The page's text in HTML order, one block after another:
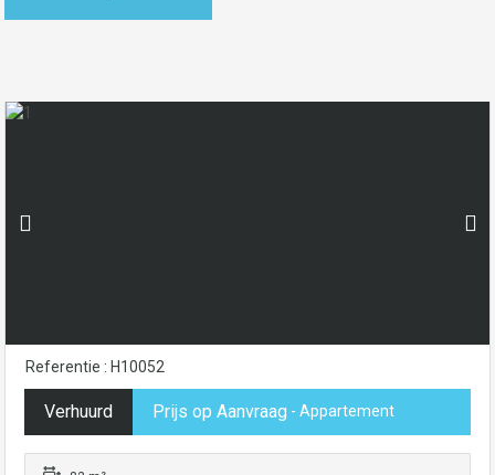
Referentie : H10052
Verhuurd Prijs op Aanvraag - Appartement